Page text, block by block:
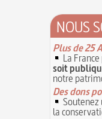
NOUS
Plus de 25
La
soit
notre
Des dons
la